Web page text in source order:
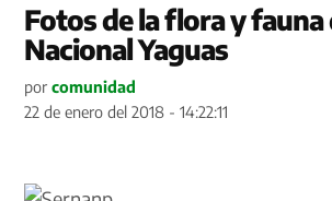
Fotos de la flora y fauna
Nacional Yaguas
por comunidad
22 de enero del 2018 - 14:22:11